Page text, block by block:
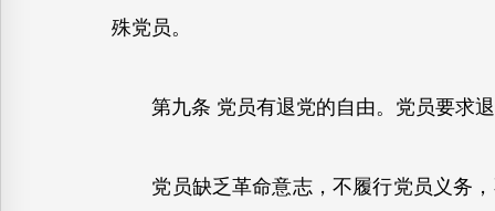
殊党员。
第九条 党员有退党的自由。党员要求退
党员缺乏革命意志，不履行党员义务，